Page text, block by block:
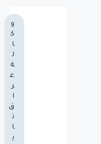
و
ك
ا
ل
ة
ع
ر
ا
ق
ت
ا
ي